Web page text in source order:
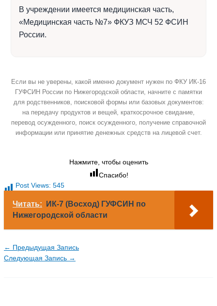
В учреждении имеется медицинская часть,
«Медицинская часть №7» ФКУЗ МСЧ 52 ФСИН
России.
Если вы не уверены, какой именно документ нужен по ФКУ ИК-16
ГУФСИН России по Нижегородской области, начните с памятки
для родственников, поисковой формы или базовых документов:
на передачу продуктов и вещей, краткосрочное свидание,
перевод осужденного, поиск осужденного, получение справочной
информации или принятие денежных средств на лицевой счет.
Нажмите, чтобы оценить
Спасибо!
Post Views: 545
Читать:
ИК-7 (Восход) ГУФСИН по
Нижегородской области
← Предыдущая Запись
Следующая Запись →